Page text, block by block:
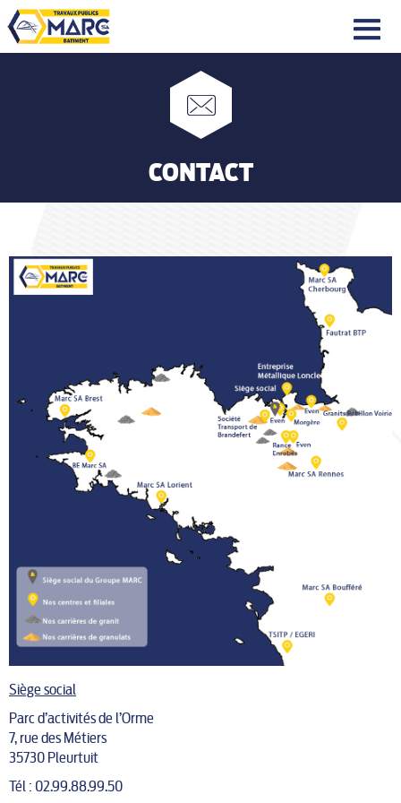
|||
CONTACT
Siège social
Parc d’activités de l’Orme
7, rue des Métiers
35730 Pleurtuit
Tél : 02.99.88.99.50